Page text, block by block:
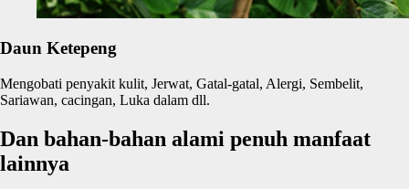
Daun Ketepeng
Mengobati penyakit kulit, Jerwat, Gatal-gatal, Alergi, Sembelit,
Sariawan, cacingan, Luka dalam dll.
Dan bahan-bahan alami penuh manfaat
lainnya